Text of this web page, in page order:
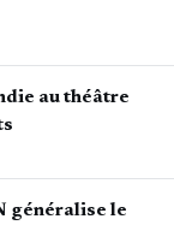
au théâtre
généralise le